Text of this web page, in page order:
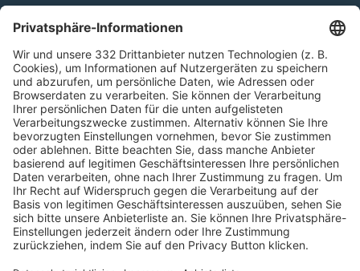
Kontakt
HÄUFIG BESUCHTE SEITEN
Pässe und Vereinswechsel
Trainerausbildung
Schulungsangebot Vereinsmitarbeiter
BFV-Geschäftsstellen
Trainerbörse
Login SpielPlus
FOLGE DEM BFV